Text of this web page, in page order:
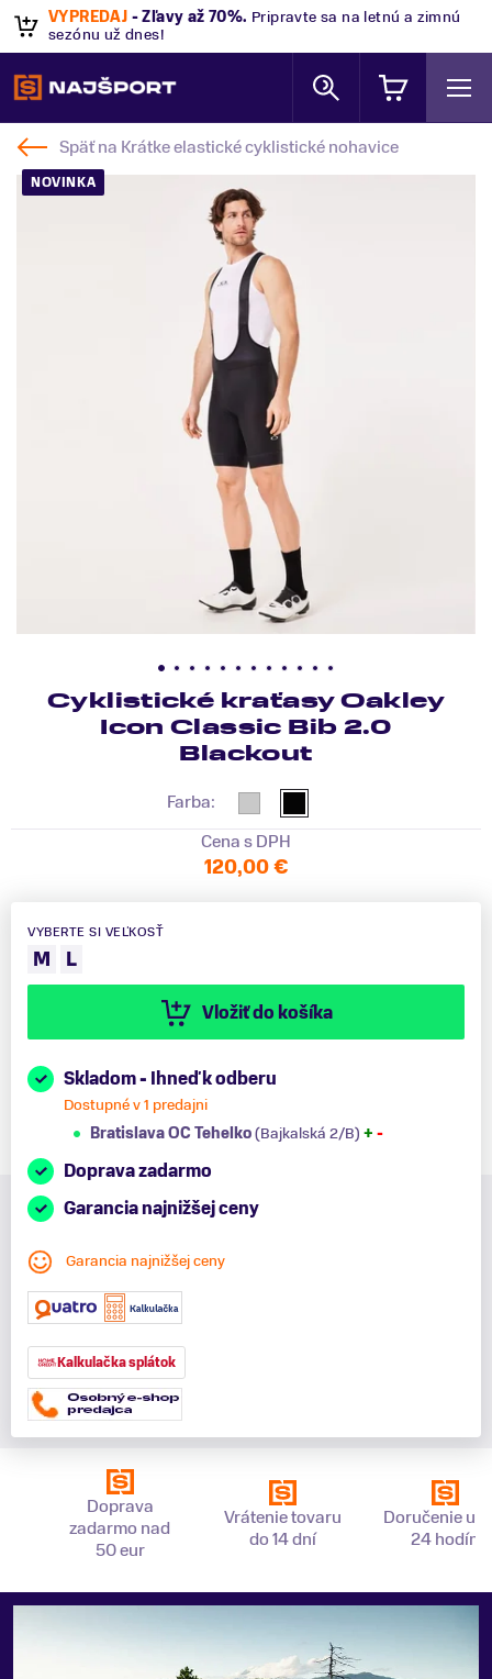
VÝPREDAJ - Zľavy až 70%. Pripravte sa na letnú a zimnú
sezónu už dnes!
Späť na Krátke elastické cyklistické nohavice
NOVINKA
Cyklistické kraťasy Oakley
Icon Classic Bib 2.0
Blackout
Farba:
Cena s DPH
120,00 €
VYBERTE SI VEĽKOSŤ
M L
Vložiť do košíka
Skladom - Ihneď k odberu
Dostupné v 1 predajni
Bratislava OC Tehelko(Bajkalská 2/B) + -
Doprava zadarmo
Garancia najnižšej ceny
Garancia najnižšej ceny
Kalkulačka splátok
Doprava
zadarmo nad
50 eur
Vrátenie tovaru
do 14 dní
Doručenie už
24 hodín